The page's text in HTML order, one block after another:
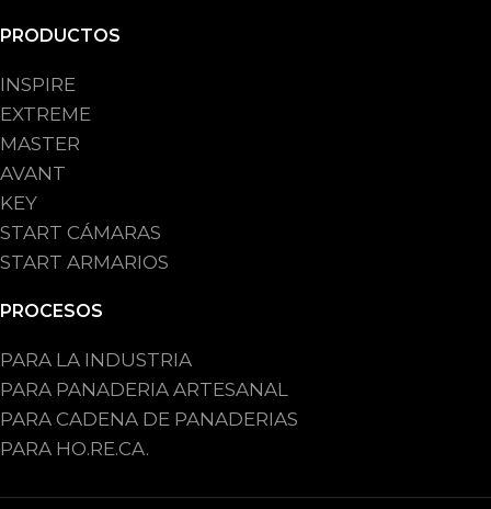
PRODUCTOS
INSPIRE
EXTREME
MASTER
AVANT
KEY
START CÁMARAS
START ARMARIOS
PROCESOS
PARA LA INDUSTRIA
PARA PANADERIA ARTESANAL
PARA CADENA DE PANADERIAS
PARA HO.RE.CA.